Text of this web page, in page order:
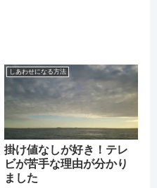
しあわせになる方法
掛け値なしが好き！テレ
ビが苦手な理由が分かり
ました